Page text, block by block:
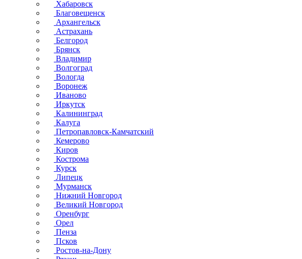
Хабаровск
Благовещенск
Архангельск
Астрахань
Белгород
Брянск
Владимир
Волгоград
Вологда
Воронеж
Иваново
Иркутск
Калининград
Калуга
Петропавловск-Камчатский
Кемерово
Киров
Кострома
Курск
Липецк
Мурманск
Нижний Новгород
Великий Новгород
Оренбург
Орел
Пенза
Псков
Ростов-на-Дону